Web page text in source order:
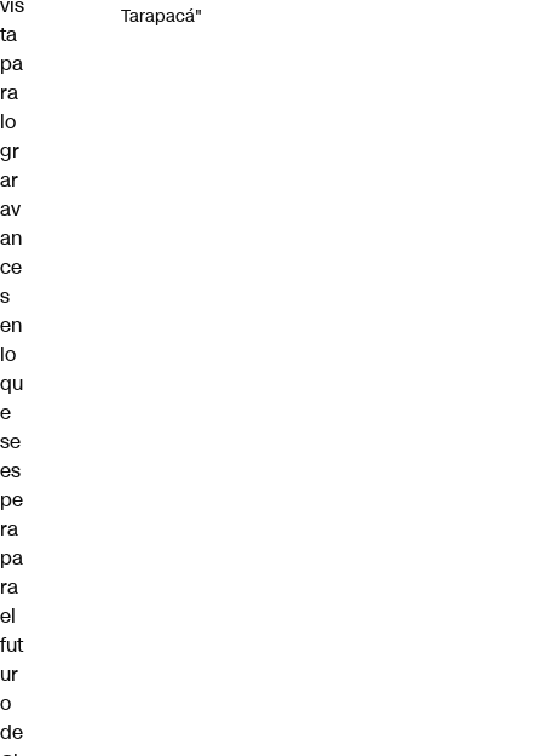
ta
pa
ra
lo
gr
ar
av
an
ce
s
en
lo
qu
e
se
es
pe
ra
pa
ra
el
fut
ur
o
de
Tarapacá"